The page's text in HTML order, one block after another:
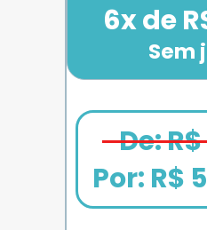
Sem
6x de
De:
Por: R$